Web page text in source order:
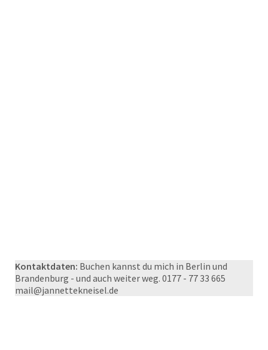
Kontaktdaten: Buchen kannst du mich in Berlin und
Brandenburg - und auch weiter weg. 0177 - 77 33 665
mail@jannettekneisel.de